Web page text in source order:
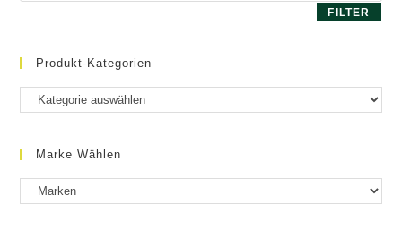
FILTER
Produkt-Kategorien
Marke Wählen